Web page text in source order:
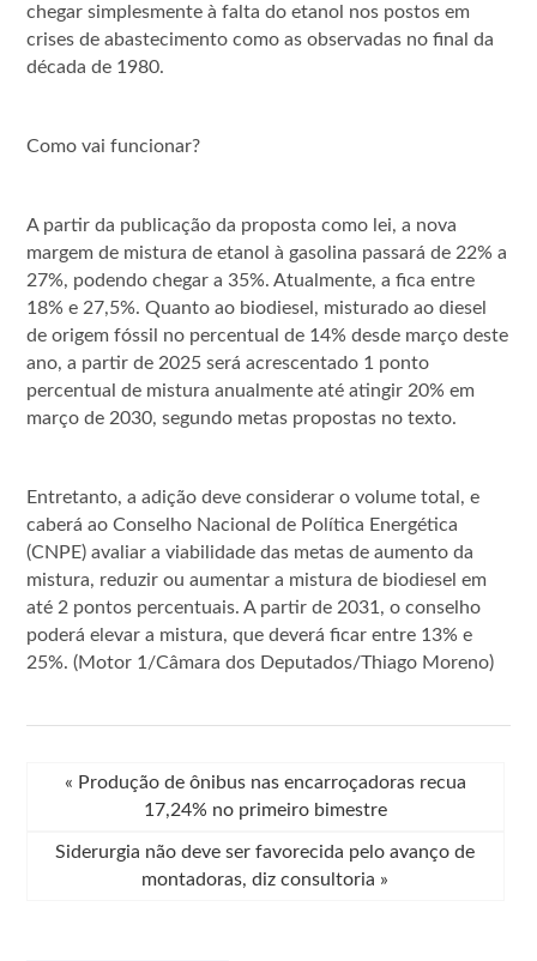
chegar simplesmente à falta do etanol nos postos em
crises de abastecimento como as observadas no final da
década de 1980.
Como vai funcionar?
A partir da publicação da proposta como lei, a nova
margem de mistura de etanol à gasolina passará de 22% a
27%, podendo chegar a 35%. Atualmente, a fica entre
18% e 27,5%. Quanto ao biodiesel, misturado ao diesel
de origem fóssil no percentual de 14% desde março deste
ano, a partir de 2025 será acrescentado 1 ponto
percentual de mistura anualmente até atingir 20% em
março de 2030, segundo metas propostas no texto.
Entretanto, a adição deve considerar o volume total, e
caberá ao Conselho Nacional de Política Energética
(CNPE) avaliar a viabilidade das metas de aumento da
mistura, reduzir ou aumentar a mistura de biodiesel em
até 2 pontos percentuais. A partir de 2031, o conselho
poderá elevar a mistura, que deverá ficar entre 13% e
25%. (Motor 1/Câmara dos Deputados/Thiago Moreno)
« Produção de ônibus nas encarroçadoras recua
17,24% no primeiro bimestre
Siderurgia não deve ser favorecida pelo avanço de
montadoras, diz consultoria »